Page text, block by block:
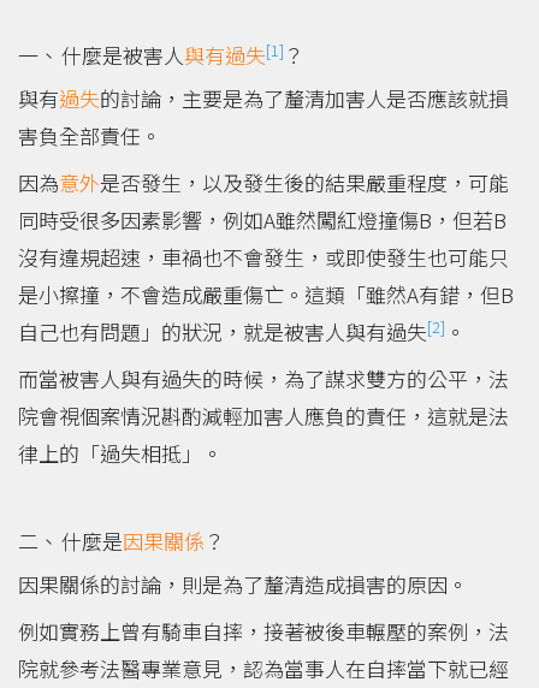
什麼是被害人與有過失[1] ？
與有過失的討論，主要是為了釐清加害人是否應該就損
害負全部責任。
因為意外是否發生，以及發生後的結果嚴重程度，可能
同時受很多因素影響，例如A雖然闖紅燈撞傷B，但若B
沒有違規超速，車禍也不會發生，或即使發生也可能只
是小擦撞，不會造成嚴重傷亡。這類「雖然A有錯，但B
自己也有問題」的狀況，就是被害人與有過失[2] 。
而當被害人與有過失的時候，為了謀求雙方的公平，法
院會視個案情況斟酌減輕加害人應負的責任，這就是法
律上的「過失相抵」。
什麼是因果關係 ？
因果關係的討論，則是為了釐清造成損害的原因。
例如實務上曾有騎車自摔，接著被後車輾壓的案例，法
院就參考法醫專業意見，認為當事人在自摔當下就已經